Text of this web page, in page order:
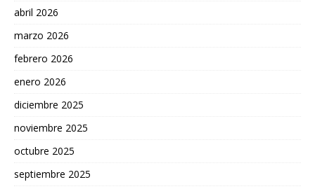
abril 2026
marzo 2026
febrero 2026
enero 2026
diciembre 2025
noviembre 2025
octubre 2025
septiembre 2025